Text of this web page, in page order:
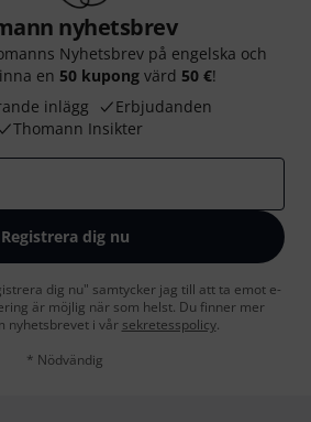
nyhetsbrev
Nyhetsbrev på engelska och
en 50 kupong värd 50 €!
inlägg
Erbjudanden
Thomann Insikter
Registrera dig nu
dig nu" samtycker jag till att ta emot e-
är möjlig när som helst. Du finner mer
nyhetsbrevet i vår sekretesspolicy.
* Nödvändig